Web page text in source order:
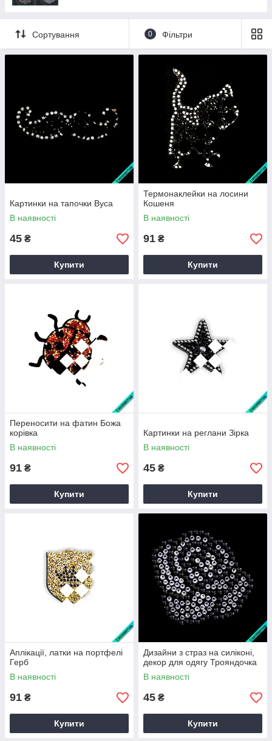
Сортування 0 Фільтри
Картинки на тапочки Вуса
В наявності
45 ₴
Купити
Термонаклейки на лосини
Кошеня
В наявності
91 ₴
Купити
Переносити на фатин Божа
корівка
В наявності
91 ₴
Купити
Картинки на реглани Зірка
В наявності
45 ₴
Купити
Аплікації, латки на портфелі
Герб
В наявності
91 ₴
Купити
Дизайни з страз на силіконі,
декор для одягу Трояндочка
В наявності
45 ₴
Купити